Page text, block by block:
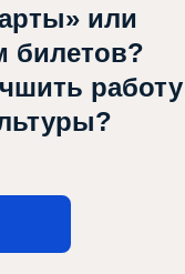
или
билетов?
работу